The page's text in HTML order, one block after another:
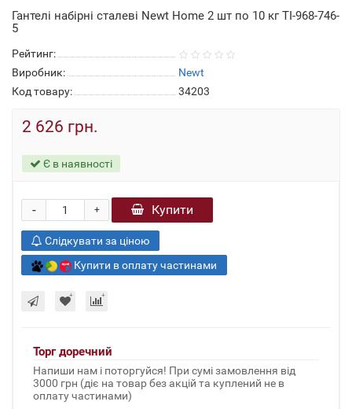
Гантелі набірні сталеві Newt Home 2 шт по 10 кг TI-968-746-
5
Рейтинг:
Виробник:
Newt
Код товару:
34203
2 626 грн.
Є в наявності
+
- Купити
Слідкувати за ціною
Купити в оплату частинами
Торг доречний
Напиши нам і поторгуйся! При сумі замовлення від
3000 грн (діє на товар без акцій та куплений не в
оплату частинами)